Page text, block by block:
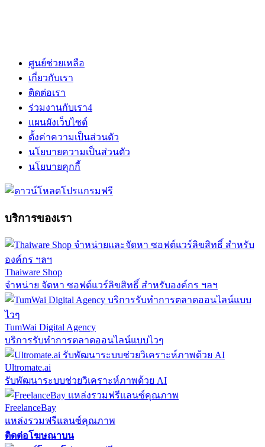
ศูนย์ช่วยเหลือ
เกี่ยวกับเรา
ติดต่อเรา
ร่วมงานกับเรา4
แผนผังเว็บไซต์
ตั้งค่าความเป็นส่วนตัว
นโยบายความเป็นส่วนตัว
นโยบายคุกกี้
บริการของเรา
Thaiware Shop
จำหน่าย จัดหา ซอฟต์แวร์ลิขสิทธิ์ สำหรับองค์กร ฯลฯ
TumWai Digital Agency
บริการรับทำการตลาดออนไลน์แบบไวๆ
Ultromate.ai
รับพัฒนาระบบช่วยวิเคราะห์ภาพด้วย AI
FreelanceBay
แหล่งรวมฟรีแลนซ์คุณภาพ
ติดต่อโฆษณาบน